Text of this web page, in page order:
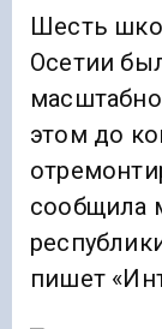
Шесть
Осетии
этом до
сообщила
пишет